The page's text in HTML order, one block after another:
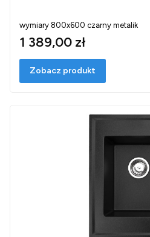
wymiary 800x600 czarny metalik
1 389,00 zł
Zobacz produkt